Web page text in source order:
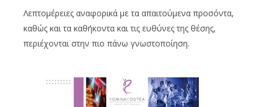
Λεπτομέρειες αναφορικά με τα απαιτούμενα προσόντα,
καθώς και τα καθήκοντα και τις ευθύνες της θέσης,
περιέχονται στην πιο πάνω γνωστοποίηση.